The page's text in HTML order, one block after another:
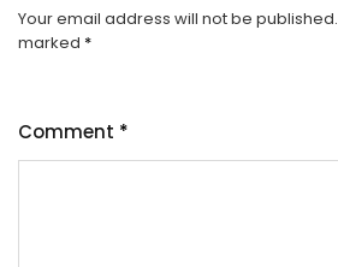
Your email address will not be published.
marked *
Comment *